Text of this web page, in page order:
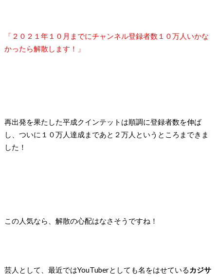
「２０２１年１０月までにチャンネル登録者数１０万人いかな
かったら解散します！」
再出発を果たした平成クインテットは順調に登録者数を伸ば
し、ついに１０万人達成まであと２万人というところまできま
した！
この人気なら、解散の心配はなさそうですね！
芸人として、最近ではYouTuberとしても名をはせている カジサ